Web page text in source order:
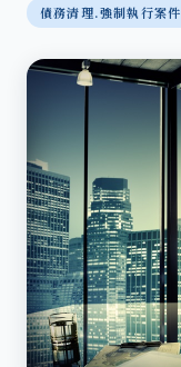
債務清理.強制執行案件